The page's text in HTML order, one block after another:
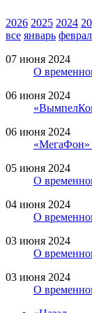
2026 2025 2024
все январь
07 июня 2024
О
06 июня 2024
06 июня 2024
«МегаФон»
05 июня 2024
О
04 июня 2024
О
03 июня 2024
О
03 июня 2024
О